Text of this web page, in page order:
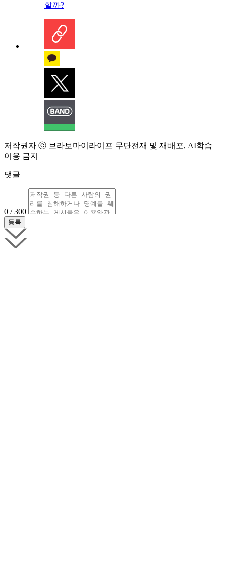
할까?
저작권자 ⓒ 브라보마이라이프 무단전재 및 재배포, AI학습
이용 금지
댓글
0 / 300